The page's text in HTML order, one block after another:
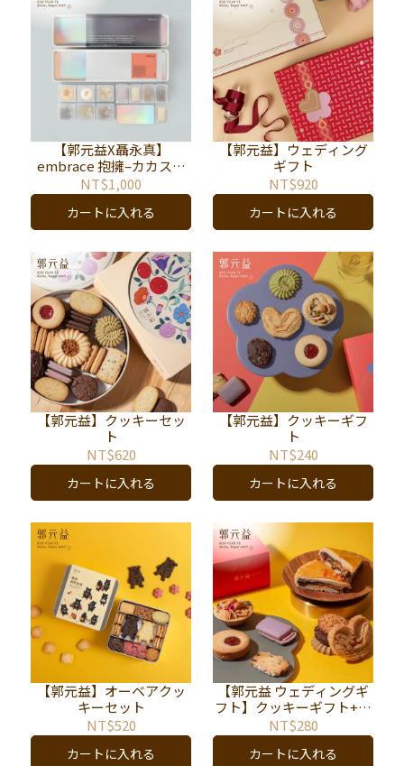
【郭元益X聶永真】
embrace 抱擁–カカスタ
ムセット(最小注文数12箱)
NT$1,000
カートに入れる
【郭元益】ウェディング
ギフト
NT$920
カートに入れる
【郭元益】クッキーセッ
ト
NT$620
カートに入れる
【郭元益】クッキーギフ
ト
NT$240
カートに入れる
【郭元益】オーベアクッ
キーセット
NT$520
カートに入れる
【郭元益 ウェディングギ
フト】クッキーギフト+中
華菓子スライスギフトセ
ット
NT$280
カートに入れる